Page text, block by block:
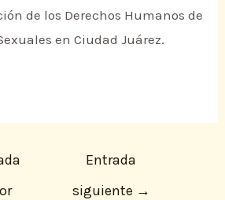
de los Derechos Humanos de
en Ciudad Juárez.
Entrada
siguiente →